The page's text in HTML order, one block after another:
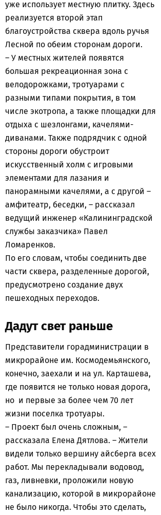
уже использует местную плитку. Здесь
реализуется второй этап
благоустройства сквера вдоль ручья
Лесной по обеим сторонам дороги.
– У местных жителей появятся
большая рекреационная зона с
велодорожками, тротуарами с
разными типами покрытия, в том
числе экотропа, а также площадки для
отдыха с шезлонгами, качелями-
диванами. Также подрядчик с одной
стороны дороги обустроит
искусственный холм с игровыми
элементами для лазания и
панорамными качелями, а с другой –
амфитеатр, беседки, – рассказал
ведущий инженер «Калининградской
службы заказчика» Павел
Ломаренков.
По его словам, чтобы соединить две
части сквера, разделенные дорогой,
предусмотрено создание двух
пешеходных переходов.
Дадут свет раньше
Представители горадминистрации в
микрорайоне им. Космодемьянского,
конечно, заехали и на ул. Карташева,
где появится не только новая дорога,
но и первые за более чем 70 лет
жизни поселка тротуары.
– Проект был очень сложным, –
рассказала Елена Дятлова. – Жители
видели только вершину айсберга всех
работ. Мы перекладывали водовод,
газ, ливневки, проложили новую
канализацию, которой в микрорайоне
не было никогда. Чтобы это сделать,